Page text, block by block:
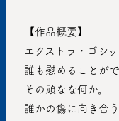
【作品概要】
エクストラ・ゴシッ
誰も慰めることが
その頑なな何か。
誰かの傷に向き合